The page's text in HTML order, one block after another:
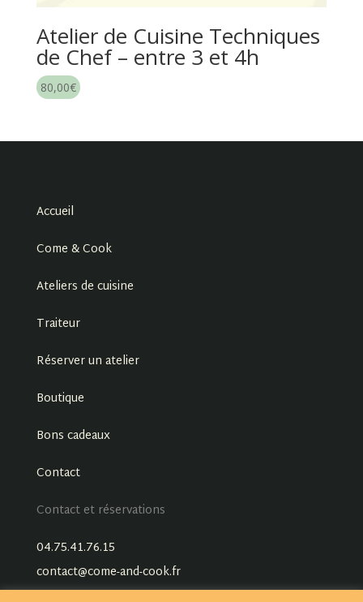
Atelier de Cuisine Techniques
de Chef – entre 3 et 4h
80,00€
Accueil
Come & Cook
Ateliers de cuisine
Traiteur
Réserver un atelier
Boutique
Bons cadeaux
Contact
Contact et réservations
04.75.41.76.15
contact@come-and-cook.fr